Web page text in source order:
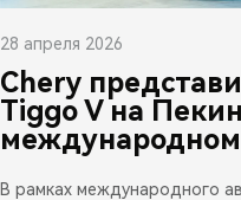
28 апреля 2026
Chery
Tiggo V на
международном
В рамках международного